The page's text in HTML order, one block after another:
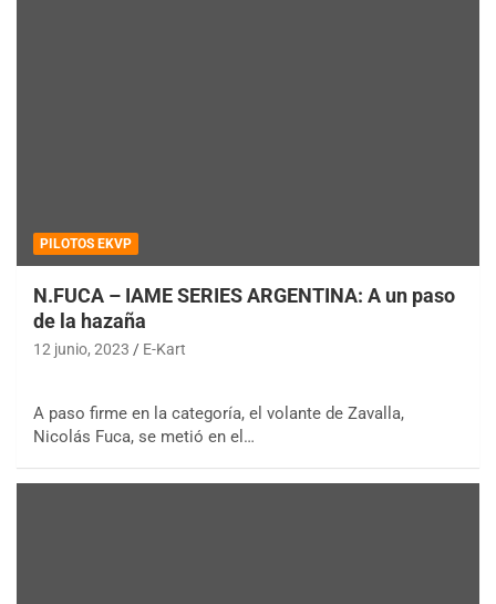
PILOTOS EKVP
N.FUCA – IAME SERIES ARGENTINA: A un paso
de la hazaña
12 junio, 2023 E-Kart
A paso firme en la categoría, el volante de Zavalla,
Nicolás Fuca, se metió en el…